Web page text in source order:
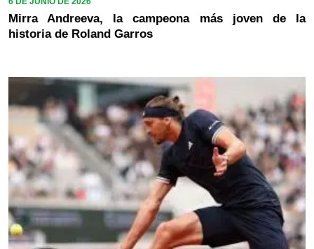
Mirra Andreeva, la campeona más joven de la
historia de Roland Garros